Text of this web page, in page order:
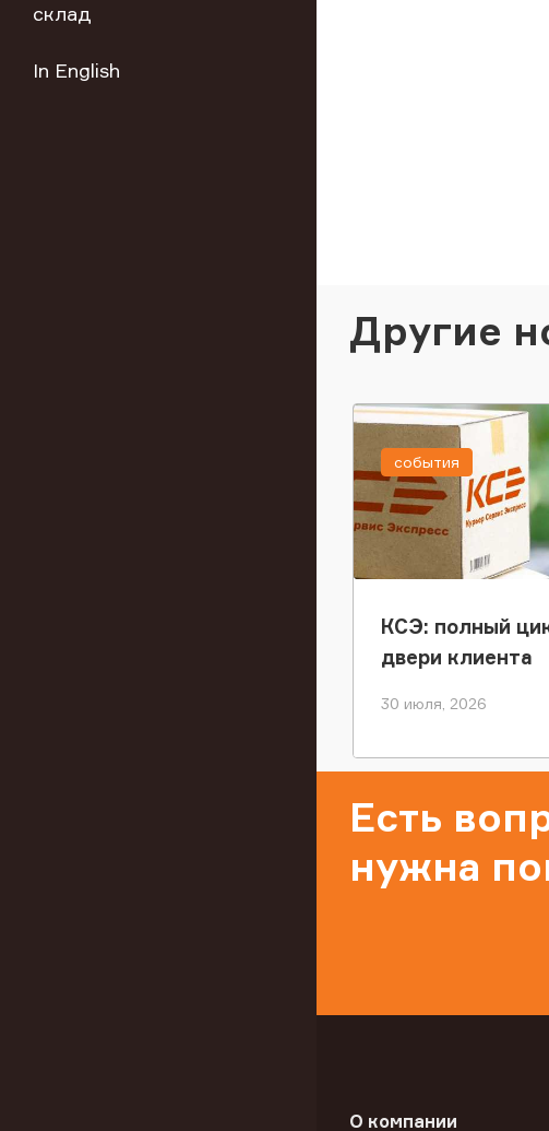
склад
In English
Другие
КСЭ: полный
двери клиента
30 июля, 2026
события
Есть
нужна
О компании